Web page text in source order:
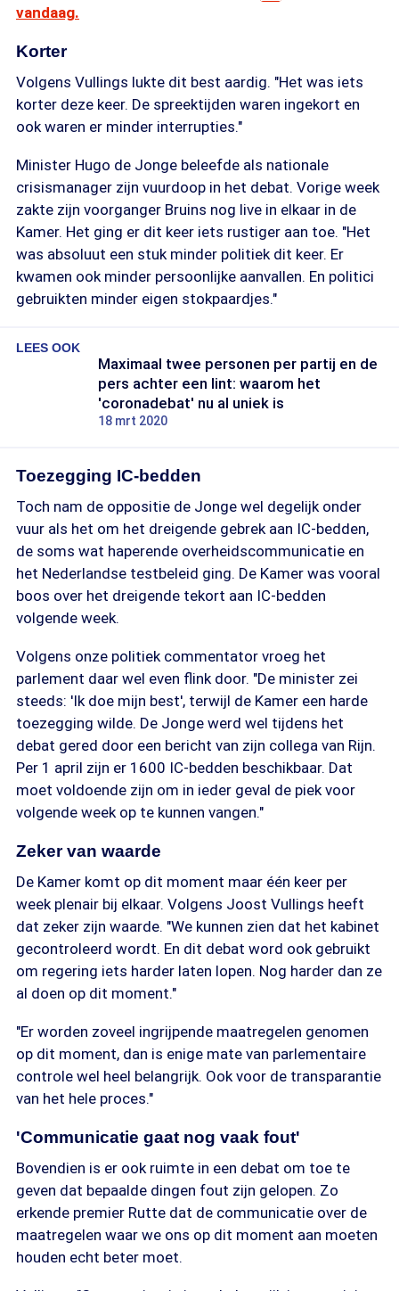
vandaag.
Korter
Volgens Vullings lukte dit best aardig. "Het was iets
korter deze keer. De spreektijden waren ingekort en
ook waren er minder interrupties."
Minister Hugo de Jonge beleefde als nationale
crisismanager zijn vuurdoop in het debat. Vorige week
zakte zijn voorganger Bruins nog live in elkaar in de
Kamer. Het ging er dit keer iets rustiger aan toe. "Het
was absoluut een stuk minder politiek dit keer. Er
kwamen ook minder persoonlijke aanvallen. En politici
gebruikten minder eigen stokpaardjes."
LEES OOK
Maximaal twee personen per partij en de
pers achter een lint: waarom het
'coronadebat' nu al uniek is
18 mrt 2020
Toezegging IC-bedden
Toch nam de oppositie de Jonge wel degelijk onder
vuur als het om het dreigende gebrek aan IC-bedden,
de soms wat haperende overheidscommunicatie en
het Nederlandse testbeleid ging. De Kamer was vooral
boos over het dreigende tekort aan IC-bedden
volgende week.
Volgens onze politiek commentator vroeg het
parlement daar wel even flink door. "De minister zei
steeds: 'Ik doe mijn best', terwijl de Kamer een harde
toezegging wilde. De Jonge werd wel tijdens het
debat gered door een bericht van zijn collega van Rijn.
Per 1 april zijn er 1600 IC-bedden beschikbaar. Dat
moet voldoende zijn om in ieder geval de piek voor
volgende week op te kunnen vangen."
Zeker van waarde
De Kamer komt op dit moment maar één keer per
week plenair bij elkaar. Volgens Joost Vullings heeft
dat zeker zijn waarde. "We kunnen zien dat het kabinet
gecontroleerd wordt. En dit debat word ook gebruikt
om regering iets harder laten lopen. Nog harder dan ze
al doen op dit moment."
"Er worden zoveel ingrijpende maatregelen genomen
op dit moment, dan is enige mate van parlementaire
controle wel heel belangrijk. Ook voor de transparantie
van het hele proces."
'Communicatie gaat nog vaak fout'
Bovendien is er ook ruimte in een debat om toe te
geven dat bepaalde dingen fout zijn gelopen. Zo
erkende premier Rutte dat de communicatie over de
maatregelen waar we ons op dit moment aan moeten
houden echt beter moet.